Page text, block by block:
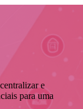
e
para uma